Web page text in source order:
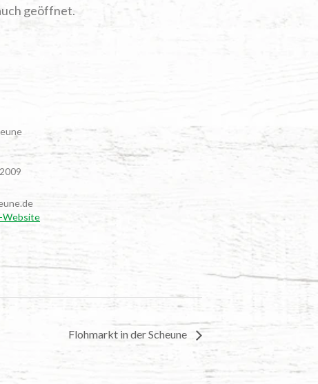
geöffnet.
Website
Floh­markt in der Scheune